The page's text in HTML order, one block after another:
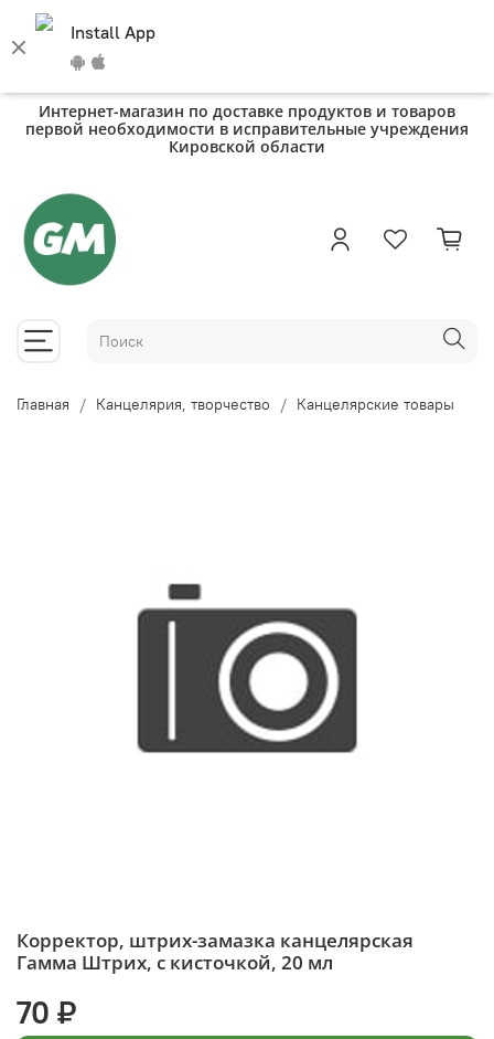
Install App
Интернет-магазин по доставке продуктов и товаров
первой необходимости в исправительные учреждения
Кировской области
Главная Канцелярия, творчество Канцелярские товары
Корректор, штрих-замазка канцелярская
Гамма Штрих, с кисточкой, 20 мл
70 ₽